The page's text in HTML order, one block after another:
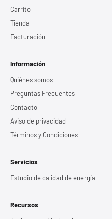
Carrito
Tienda
Facturación
Información
Quiénes somos
Preguntas Frecuentes
Contacto
Aviso de privacidad
Términos y Condiciones
Servicios
Estudio de calidad de energía
Recursos